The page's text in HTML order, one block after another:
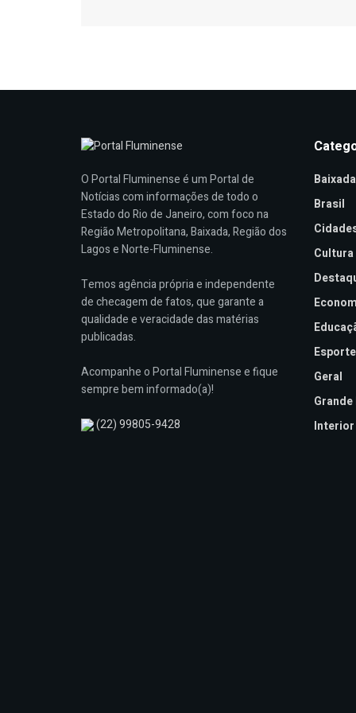
O Portal Fluminense é um Portal de
Notícias com informações de todo o
Estado do Rio de Janeiro, com foco na
Região Metropolitana, Baixada, Região dos
Lagos e Norte-Fluminense.
Temos agência própria e independente
de checagem de fatos, que garante a
qualidade e veracidade das matérias
publicadas.
Acompanhe o Portal Fluminense e fique
sempre bem informado(a)!
(22) 99805-9428
Baixada
Brasil
Cultura
Geral
Grande
Interior